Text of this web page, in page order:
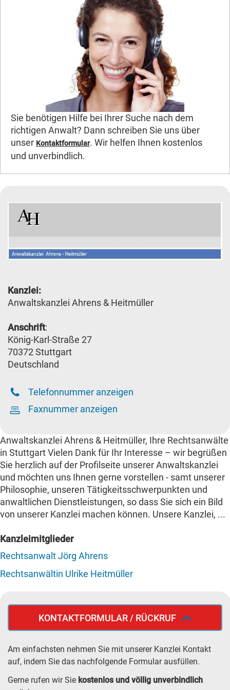
Sie benötigen Hilfe bei Ihrer Suche nach dem
richtigen Anwalt? Dann schreiben Sie uns über
unser Kontaktformular. Wir helfen Ihnen kostenlos
und unverbindlich.
Kanzlei:
Anwaltskanzlei Ahrens & Heitmüller
Anschrift:
König-Karl-Straße 27
70372 Stuttgart
Deutschland
Telefonnummer anzeigen
Faxnummer anzeigen
Anwaltskanzlei Ahrens & Heitmüller, Ihre Rechtsanwälte
in Stuttgart Vielen Dank für Ihr Interesse – wir begrüßen
Sie herzlich auf der Profilseite unserer Anwaltskanzlei
und möchten uns Ihnen gerne vorstellen - samt unserer
Philosophie, unseren Tätigkeitsschwerpunkten und
anwaltlichen Dienstleistungen, so dass Sie sich ein Bild
von unserer Kanzlei machen können. Unsere Kanzlei, ...
Kanzleimitglieder
Rechtsanwalt Jörg Ahrens
Rechtsanwältin Ulrike Heitmüller
KONTAKTFORMULAR / RÜCKRUF
Am einfachsten nehmen Sie mit unserer Kanzlei Kontakt
auf, indem Sie das nachfolgende Formular ausfüllen.
Gerne rufen wir Sie kostenlos und völlig unverbindlich